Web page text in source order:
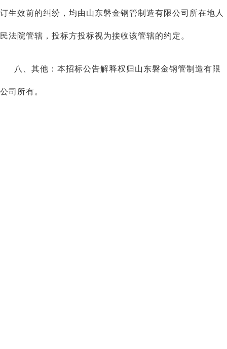
订生效前的纠纷，均由山东磐金钢管制造有限公司 所在地人
民法院管辖，投标方投标视为接收该管辖的约定。
八、其他：本招标公告解释权归 山东磐金钢管制造有限
公司 所有。